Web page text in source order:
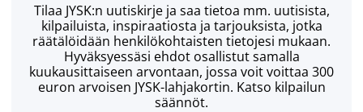
Tilaa JYSK:n uutiskirje ja saa tietoa mm. uutisista,
kilpailuista, inspiraatiosta ja tarjouksista, jotka
räätälöidään henkilökohtaisten tietojesi mukaan.
Hyväksyessäsi ehdot osallistut samalla
kuukausittaiseen arvontaan, jossa voit voittaa 300
euron arvoisen JYSK-lahjakortin. Katso kilpailun
säännöt.